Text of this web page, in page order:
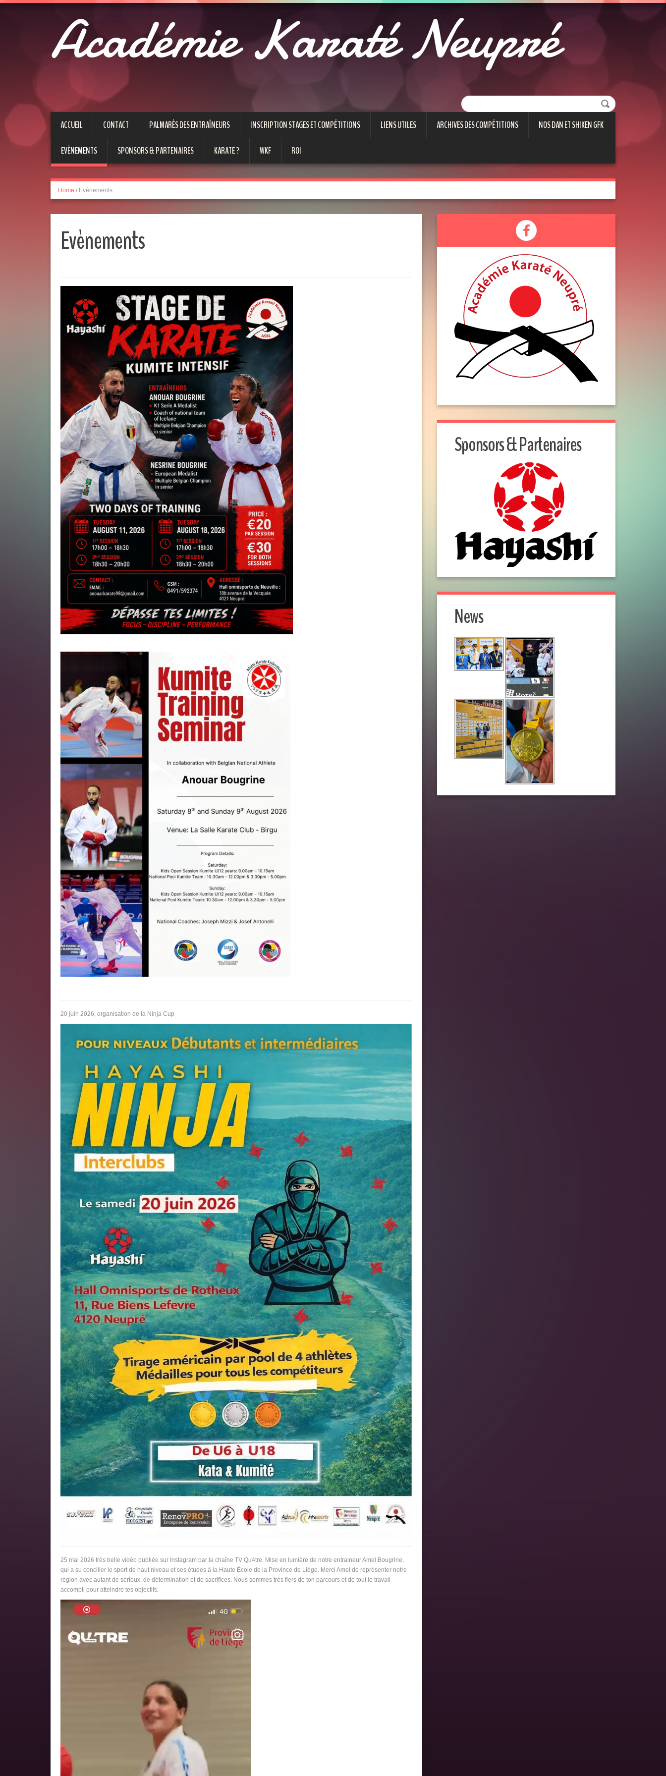
Académie Karaté Neupré
ACCUEIL CONTACT PALMARÈS DES ENTRAÎNEURS INSCRIPTION STAGES ET COMPÉTITIONS LIENS UTILES ARCHIVES DES COMPÉTITIONS NOS DAN ET SHIKEN GFK
EVÈNEMENTS SPONSORS & PARTENAIRES KARATE ? WKF ROI
Home / Evènements
Evènements
20 juin 2026, organisation de la Ninja Cup
25 mai 2026 très belle vidéo publiée sur Instagram par la chaîne TV Qu4tre. Mise en lumière de notre entraineur Amel Bougrine,
qui a su concilier le sport de haut niveau et ses études à la Haute École de la Province de Liège. Merci Amel de représenter notre
région avec autant de sérieux, de détermination et de sacrifices. Nous sommes très fiers de ton parcours et de tout le travail
accompli pour atteindre tes objectifs.
Lecteur
vidéo
Sponsors & Partenaires
News